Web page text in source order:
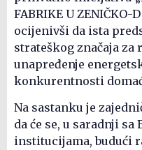
FABRIKE U ZENIČKO-
ocijenivši da ista
strateškog značaja za
unapređenje
konkurentnosti
Na sastanku je
da će se, u saradnji
institucijama, budući